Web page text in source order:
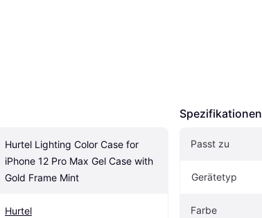
Hurtel Lighting Color Case for
iPhone 12 Pro Max Gel Case with
Gold Frame Mint
Hurtel
Spezifikationen
Passt zu
Gerätetyp
Farbe